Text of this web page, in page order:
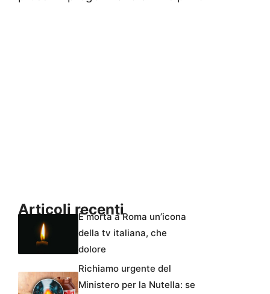
Articoli recentiÈ morta a Roma un’icona
della tv italiana, che
dolore
Richiamo urgente del
Ministero per la Nutella: se